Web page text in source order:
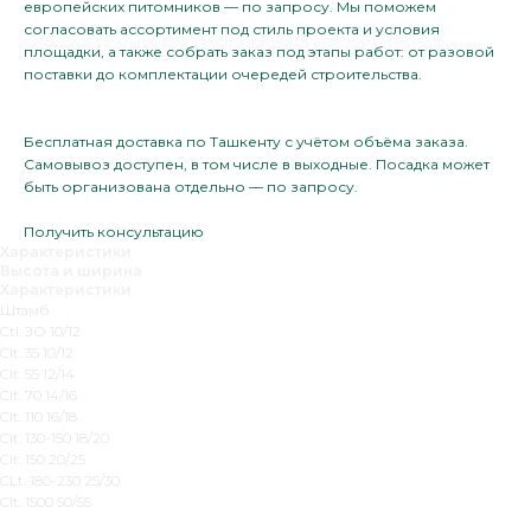
европейских питомников — по запросу. Мы поможем
согласовать ассортимент под стиль проекта и условия
площадки, а также собрать заказ под этапы работ: от разовой
поставки до комплектации очередей строительства.
Бесплатная доставка по Ташкенту с учётом объёма заказа.
Самовывоз доступен, в том числе в выходные. Посадка может
быть организована отдельно — по запросу.
Получить консультацию
Штамб
Ctl. ЗО 10/12
Clt. 35 10/12
Clt. 55 12/14
Clt. 70 14/16
Clt. 110 16/18
Clt. 130-150 18/20
Clt. 150 20/25
CLt. 180-230 25/30
Clt. 1500 50/55